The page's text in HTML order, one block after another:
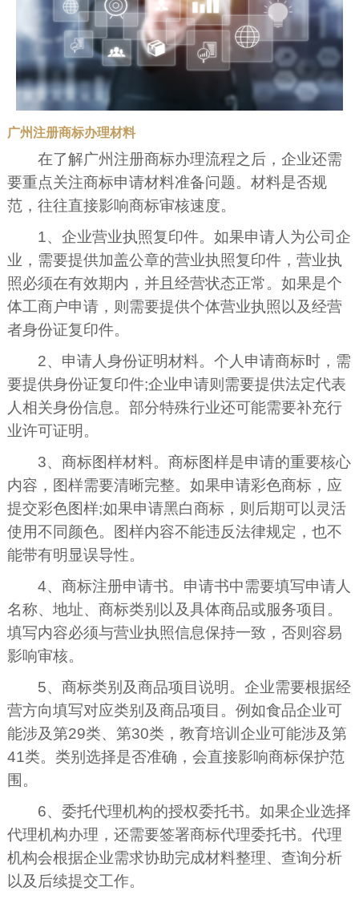
广州注册商标办理材料
在了解广州注册商标办理流程之后，企业还需
要重点关注商标申请材料准备问题。材料是否规
范，往往直接影响商标审核速度。
1、企业营业执照复印件。如果申请人为公司企
业，需要提供加盖公章的营业执照复印件，营业执
照必须在有效期内，并且经营状态正常。如果是个
体工商户申请，则需要提供个体营业执照以及经营
者身份证复印件。
2、申请人身份证明材料。个人申请商标时，需
要提供身份证复印件;企业申请则需要提供法定代表
人相关身份信息。部分特殊行业还可能需要补充行
业许可证明。
3、商标图样材料。商标图样是申请的重要核心
内容，图样需要清晰完整。如果申请彩色商标，应
提交彩色图样;如果申请黑白商标，则后期可以灵活
使用不同颜色。图样内容不能违反法律规定，也不
能带有明显误导性。
4、商标注册申请书。申请书中需要填写申请人
名称、地址、商标类别以及具体商品或服务项目。
填写内容必须与营业执照信息保持一致，否则容易
影响审核。
5、商标类别及商品项目说明。企业需要根据经
营方向填写对应类别及商品项目。例如食品企业可
能涉及第29类、第30类，教育培训企业可能涉及第
41类。类别选择是否准确，会直接影响商标保护范
围。
6、委托代理机构的授权委托书。如果企业选择
代理机构办理，还需要签署商标代理委托书。代理
机构会根据企业需求协助完成材料整理、查询分析
以及后续提交工作。